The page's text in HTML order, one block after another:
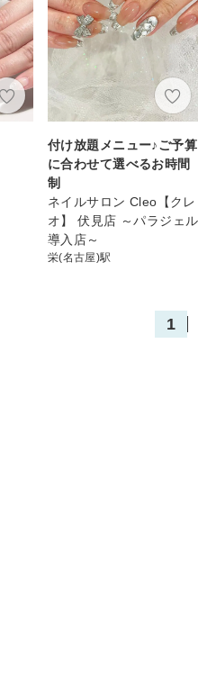
付け放題メニュー♪ご予算
に合わせて選べるお時間
制
ネイルサロン Cleo【クレ
オ】 伏見店 ～パラジェル
導入店～
栄(名古屋)駅
1